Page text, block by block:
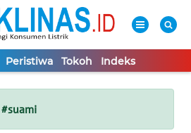
Peristiwa Tokoh Indeks
#suami